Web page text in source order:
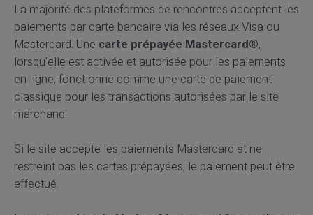
La majorité des plateformes de rencontres acceptent les
paiements par carte bancaire via les réseaux Visa ou
Mastercard. Une carte prépayée Mastercard®,
lorsqu'elle est activée et autorisée pour les paiements
en ligne, fonctionne comme une carte de paiement
classique pour les transactions autorisées par le site
marchand.
Si le site accepte les paiements Mastercard et ne
restreint pas les cartes prépayées, le paiement peut être
effectué.